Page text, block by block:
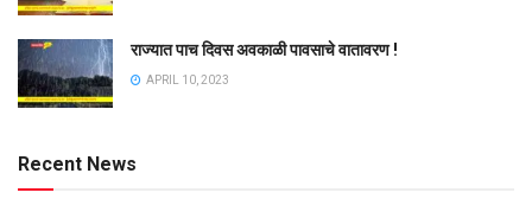
राज्यात पाच दिवस अवकाळी पावसाचे वातावरण !
APRIL 10, 2023
Recent News